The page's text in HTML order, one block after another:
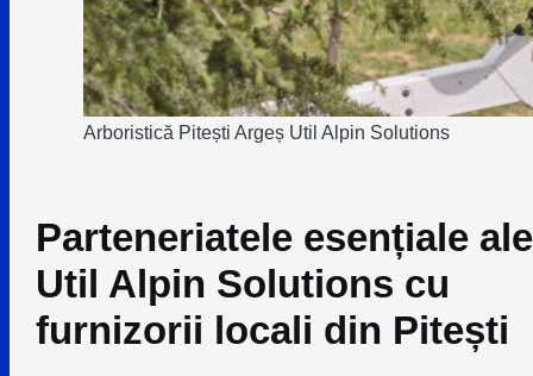
Arboristică Pitești Argeș Util Alpin Solutions
Parteneriatele esențiale ale
Util Alpin Solutions cu
furnizorii locali din Pitești